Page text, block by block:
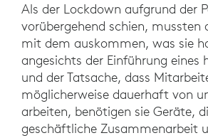
Als der Lockdown aufgrund der
vorübergehend schien, mussten
mit dem auskommen, was sie
angesichts der Einführung eines
und der Tatsache, dass
möglicherweise dauerhaft von
arbeiten, benötigen sie Geräte,
geschäftliche Zusammenarbeit